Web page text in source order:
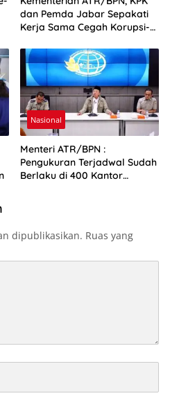
dan Pemda Jabar Sepakati
Kerja Sama Cegah Korupsi-
Nasional
Menteri ATR/BPN :
Pengukuran Terjadwal Sudah
Berlaku di 400 Kantor
dipublikasikan. Ruas yang